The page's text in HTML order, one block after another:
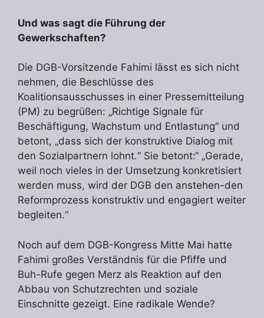
Und was sagt die Führung der
Gewerkschaften?
Die DGB-Vorsitzende Fahimi lässt es sich nicht
nehmen, die Beschlüsse des
Koalitionsausschusses in einer Pressemitteilung
(PM) zu begrüßen: „Richtige Signale für
Beschäftigung, Wachstum und Entlastung“ und
betont, „dass sich der konstruktive Dialog mit
den Sozialpartnern lohnt.“ Sie betont:“ „Gerade,
weil noch vieles in der Umsetzung konkretisiert
werden muss, wird der DGB den anstehen-den
Reformprozess konstruktiv und engagiert weiter
begleiten.“
Noch auf dem DGB-Kongress Mitte Mai hatte
Fahimi großes Verständnis für die Pfiffe und
Buh-Rufe gegen Merz als Reaktion auf den
Abbau von Schutzrechten und soziale
Einschnitte gezeigt. Eine radikale Wende?